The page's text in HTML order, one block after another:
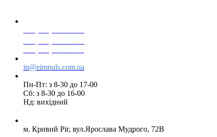
in@eimpuls.com.ua
Пн-Пт: з 8-30 до 17-00
Сб: з 8-30 до 16-00
Нд: вихідний
м. Кривий Ріг, вул.Ярослава Мудрого, 72В